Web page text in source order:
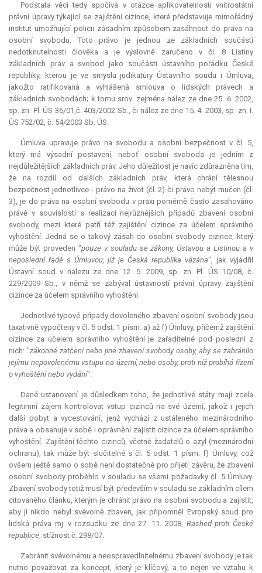
Podstata věci tedy spočívá v otázce aplikovatelnosti vnitrostátní
právní úpravy týkající se zajištění cizince, které představuje mimořádný
institut umožňující policii zásadním způsobem zasáhnout do práva na
osobní svobodu. Toto právo je jednou ze základních součástí
nedotknutelnosti člověka a je výslovně zaručeno v čl. 8 Listiny
základních práv a svobod jako součásti ústavního pořádku České
republiky, kterou je ve smyslu judikatury Ústavního soudu i Úmluva,
jakožto ratifikovaná a vyhlášená smlouva o lidských právech a
základních svobodách; k tomu srov. zejména nález ze dne 25. 6. 2002,
sp. zn. Pl. ÚS 36/01,č. 403/2002 Sb., či nález ze dne 15. 4. 2003, sp. zn. I.
ÚS 752/02, č. 54/2003 Sb. ÚS.
Úmluva upravuje právo na svobodu a osobní bezpečnost v čl. 5,
který má výsadní postavení, neboť osobní svoboda je jedním z
nejdůležitějších základních práv. Jeho důležitost je navíc zdůrazněna tím,
že na rozdíl od dalších základních práv, která chrání tělesnou
bezpečnost jednotlivce - právo na život (čl. 2) či právo nebýt mučen (čl.
3), je do práva na osobní svobodu v praxi poměrně často zasahováno
právě v souvislosti s realizací nejrůznějších případů zbavení osobní
svobody, mezi které patří též zajištění cizince za účelem správního
vyhoštění. Jedná se o takový zásah do osobní svobody cizince, který
může být proveden "pouze v souladu se zákony, Ústavou a Listinou a v
neposlední řadě s Úmluvou, jíž je Česká republika vázána", jak vyjádřil
Ústavní soud v nálezu ze dne 12. 5. 2009, sp. zn. Pl. ÚS 10/08, č.
229/2009 Sb., v němž se zabýval ústavností právní úpravy zajištění
cizince za účelem správního vyhoštění.
Jednotlivé typové případy dovoleného zbavení osobní svobody jsou
taxativně vypočteny v čl. 5 odst. 1 písm. a) až f) Úmluvy, přičemž zajištění
cizince za účelem správního vyhoštění je zařaditelné pod poslední z
nich: "zákonné zatčení nebo jiné zbavení svobody osoby, aby se zabránilo
jejímu nepovolenému vstupu na území, nebo osoby, proti níž probíhá řízení
o vyhoštění nebo vydání".
Dané ustanovení je důsledkem toho, že jednotlivé státy mají zcela
legitimní zájem kontrolovat vstup cizinců na své území, jakož i jejich
další pobyt a vycestování, jenž vychází z ustáleného mezinárodního
práva a obsahuje v sobě i oprávnění zajistit cizince za účelem správního
vyhoštění. Zajištění těchto cizinců, včetně žadatelů o azyl (mezinárodní
ochranu), tak může být slučitelné s čl. 5 odst. 1 písm. f) Úmluvy, což
ovšem ještě samo o sobě není dostatečné pro přijetí závěru, že zbavení
osobní svobody proběhlo v souladu se všemi požadavky čl. 5 Úmluvy.
Zbavení svobody totiž musí být především v souladu se základním cílem
citovaného článku, kterým je chránit právo na osobní svobodu a zajistit,
aby jí nikdo nebyl svévolně zbaven, jak připomněl Evropský soud pro
lidská práva mj. v rozsudku ze dne 27. 11. 2008, Rashed proti České
republice, stížnost č. 298/07.
Zabránit svévolnému a neospravedlnitelnému zbavení svobody je tak
nutno považovat za koncept, který je klíčový, a to nejen ve vztahu k